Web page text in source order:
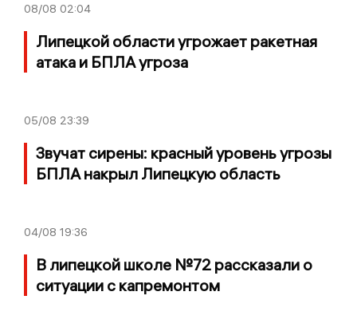
08/08 02:04
Липецкой области угрожает ракетная
атака и БПЛА угроза
05/08 23:39
Звучат сирены: красный уровень угрозы
БПЛА накрыл Липецкую область
04/08 19:36
В липецкой школе №72 рассказали о
ситуации с капремонтом